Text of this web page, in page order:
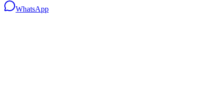
WhatsApp